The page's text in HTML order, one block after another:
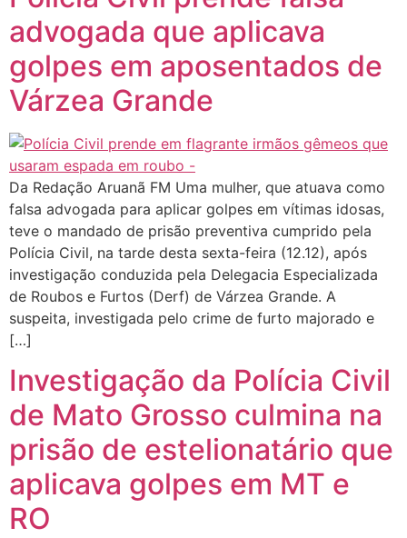
advogada que aplicava
golpes em aposentados de
Várzea Grande
Da Redação Aruanã FM Uma mulher, que atuava como
falsa advogada para aplicar golpes em vítimas idosas,
teve o mandado de prisão preventiva cumprido pela
Polícia Civil, na tarde desta sexta-feira (12.12), após
investigação conduzida pela Delegacia Especializada
de Roubos e Furtos (Derf) de Várzea Grande. A
suspeita, investigada pelo crime de furto majorado e
[…]
Investigação da Polícia Civil
de Mato Grosso culmina na
prisão de estelionatário que
aplicava golpes em MT e
RO